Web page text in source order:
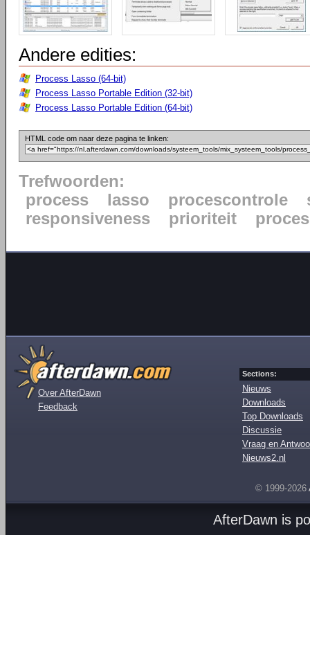
Andere edities:
Process Lasso (64-bit)
Process Lasso Portable Edition (32-bit)
Process Lasso Portable Edition (64-bit)
HTML code om naar deze pagina te linken:
Trefwoorden:
process
lasso procescontrole
responsiveness
prioriteit
Over AfterDawn
Feedback
Sections:
Nieuws
Downloads
Top Downloads
Discussie
Vraag en
Nieuws2.nl
© 1999-2026
AfterDawn is